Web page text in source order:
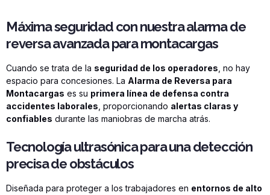
Máxima seguridad con nuestra alarma de
reversa avanzada para montacargas
Cuando se trata de la seguridad de los operadores , no hay
espacio para concesiones. La Alarma de Reversa para
Montacargas es su primera línea de defensa contra
accidentes laborales , proporcionando alertas claras y
confiables durante las maniobras de marcha atrás.
Tecnología ultrasónica para una detección
precisa de obstáculos
Diseñada para proteger a los trabajadores en entornos de alto